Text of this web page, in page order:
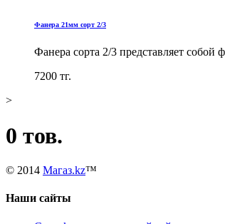
Фанера 21мм сорт 2/3
Фанера сорта 2/3 представляет собой
7200 тг.
>
0 тов.
© 2014 Магаз.kz™
Наши сайты